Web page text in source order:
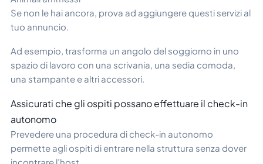
Se non le hai ancora, prova ad aggiungere questi servizi al
tuo annuncio.
Ad esempio, trasforma un angolo del soggiorno in uno
spazio di lavoro con una scrivania, una sedia comoda,
una stampante e altri accessori.
Assicurati che gli ospiti possano effettuare il check-in
autonomo
Prevedere una procedura di check-in autonomo
permette agli ospiti di entrare nella struttura senza dover